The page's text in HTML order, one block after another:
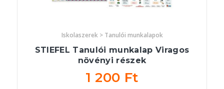
Iskolaszerek > Tanulói munkalapok
STIEFEL Tanulói munkalap Viragos
növényi részek
1 200 Ft